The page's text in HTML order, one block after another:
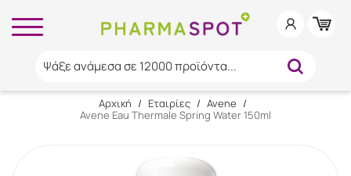
Ψάξε ανάμεσα σε 12000 προϊόντα...
Αρχική / Εταιρίες / Avene /
Avene Eau Thermale Spring Water 150ml